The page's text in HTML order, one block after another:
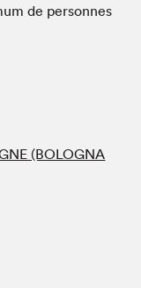
de per­son­nes
(BOLOGNA